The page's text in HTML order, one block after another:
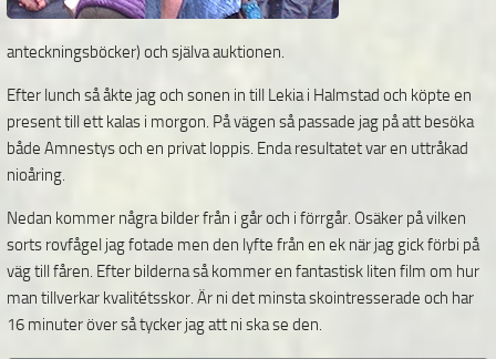
anteckningsböcker) och själva auktionen.
Efter lunch så åkte jag och sonen in till Lekia i Halmstad och köpte en
present till ett kalas i morgon. På vägen så passade jag på att besöka
både Amnestys och en privat loppis. Enda resultatet var en uttråkad
nioåring.
Nedan kommer några bilder från i går och i förrgår. Osäker på vilken
sorts rovfågel jag fotade men den lyfte från en ek när jag gick förbi på
väg till fåren. Efter bilderna så kommer en fantastisk liten film om hur
man tillverkar kvalitétsskor. Är ni det minsta skointresserade och har
16 minuter över så tycker jag att ni ska se den.